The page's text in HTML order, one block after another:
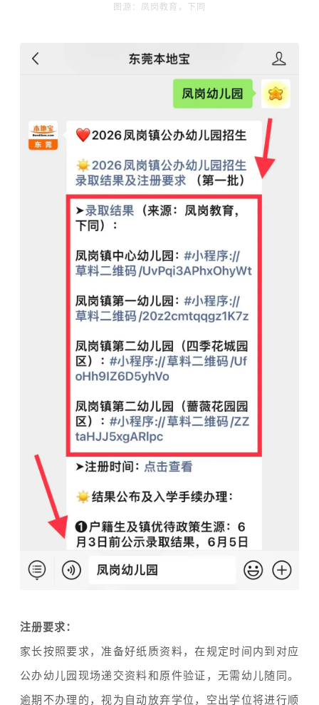
图源：凤岗教育，下同
注册要求：
家长按照要求，准备好纸质资料，在规定时间内到对应
公办幼儿园现场递交资料和原件验证，无需幼儿随同。
逾期不办理的，视为自动放弃学位，空出学位将进行顺